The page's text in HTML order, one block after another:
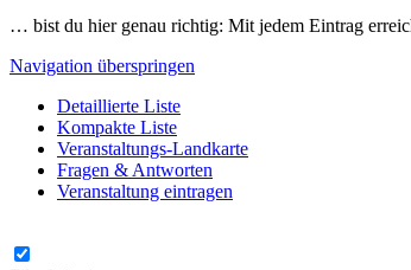
… bist du hier genau richtig: Mit jedem Eintrag
Navigation überspringen
Detaillierte Liste
Kompakte Liste
Veranstaltungs-Landkarte
Fragen & Antworten
Veranstaltung eintragen